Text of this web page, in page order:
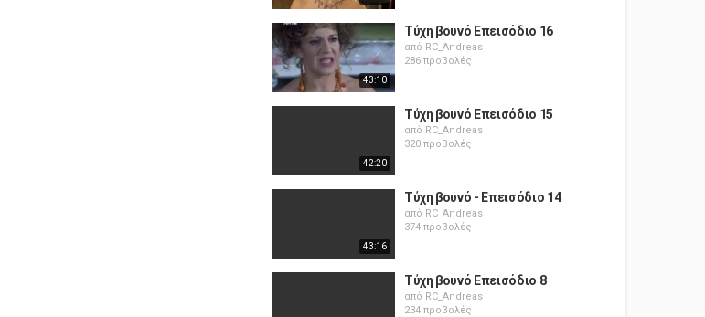
43:10
Τύχη βουνό Επεισόδιο 16
από RC_Andreas
286 προβολές
42:20
Τύχη βουνό Επεισόδιο 15
από RC_Andreas
320 προβολές
43:16
Τύχη βουνό - Επεισόδιο 14
από RC_Andreas
374 προβολές
Τύχη βουνό Επεισόδιο 8
από RC_Andreas
234 προβολές